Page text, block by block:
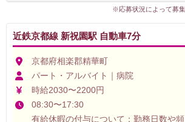
※応募状況によって募
近鉄京都線 新祝園駅 自動車7分
京都府相楽郡精華町
パート・アルバイト｜病院
時給2030〜2200円
08:30〜17:30
有給休暇の付与について：勤務日数や